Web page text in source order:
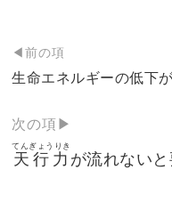
投
稿
ビ
ゲ
◀前の項
生命エネルギーの低下
次の項▶
天行力
てんぎょうりき
が流れない